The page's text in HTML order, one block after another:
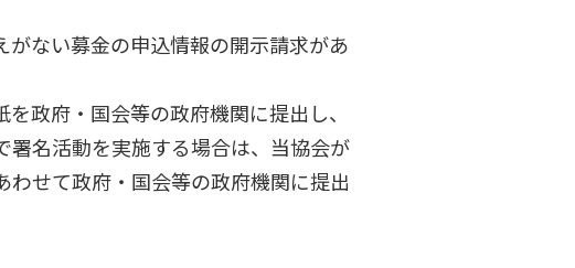
ない募金の申込情報の開示請求があ
政府・国会等の政府機関に提出し、
署名活動を実施する場合は、当協会が
せて政府・国会等の政府機関に提出